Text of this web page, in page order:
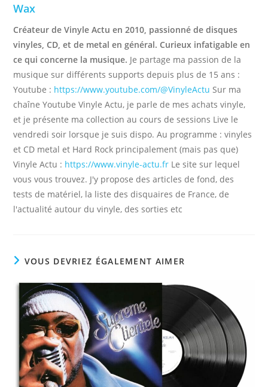
Wax
Créateur de Vinyle Actu en 2010, passionné de disques
vinyles, CD, et de metal en général. Curieux infatigable en
ce qui concerne la musique. Je partage ma passion de la
musique sur différents supports depuis plus de 15 ans :
Youtube : https://www.youtube.com/@VinyleActu Sur ma
chaîne Youtube Vinyle Actu, je parle de mes achats vinyle,
et je présente ma collection au cours de sessions Live le
vendredi soir lorsque je suis dispo. Au programme : vinyles
et CD metal et Hard Rock principalement (mais pas que)
Vinyle Actu : https://www.vinyle-actu.fr Le site sur lequel
vous vous trouvez. J'y propose des articles de fond, des
tests de matériel, la liste des disquaires de France, de
l'actualité autour du vinyle, des sorties etc
VOUS DEVRIEZ ÉGALEMENT AIMER